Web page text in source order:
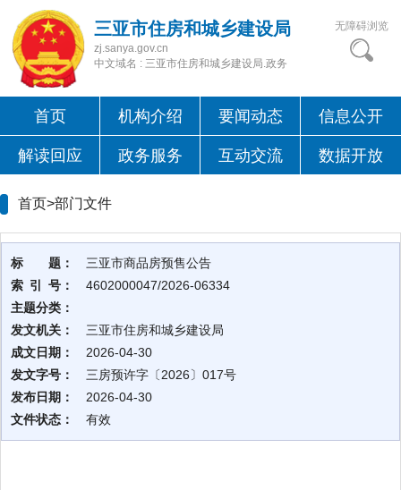
三亚市住房和城乡建设局
zj.sanya.gov.cn
中文域名 : 三亚市住房和城乡建设局.政务
无障碍浏览
首页 机构介绍 要闻动态 信息公开
解读回应 政务服务 互动交流 数据开放
首页>部门文件
标 题：
三亚市商品房预售公告
索 引 号：
4602000047/2026-06334
主题分类：
发文机关：
三亚市住房和城乡建设局
成文日期：
2026-04-30
发文字号：
三房预许字〔2026〕017号
发布日期：
2026-04-30
文件状态：
有效